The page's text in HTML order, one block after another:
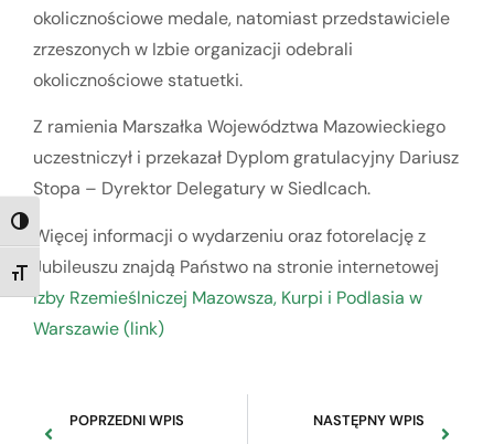
TOGGLE HIGH CONTRAST
TOGGLE FONT SIZE
okolicznościowe medale, natomiast przedstawiciele
zrzeszonych w Izbie organizacji odebrali
okolicznościowe statuetki.
Z ramienia Marszałka Województwa Mazowieckiego
uczestniczył i przekazał Dyplom gratulacyjny Dariusz
Stopa – Dyrektor Delegatury w Siedlcach.
Więcej informacji o wydarzeniu oraz fotorelację z
Jubileuszu znajdą Państwo na stronie internetowej
Izby Rzemieślniczej Mazowsza, Kurpi i Podlasia w
Warszawie (link)
POPRZEDNI WPIS NASTĘPNY WPIS